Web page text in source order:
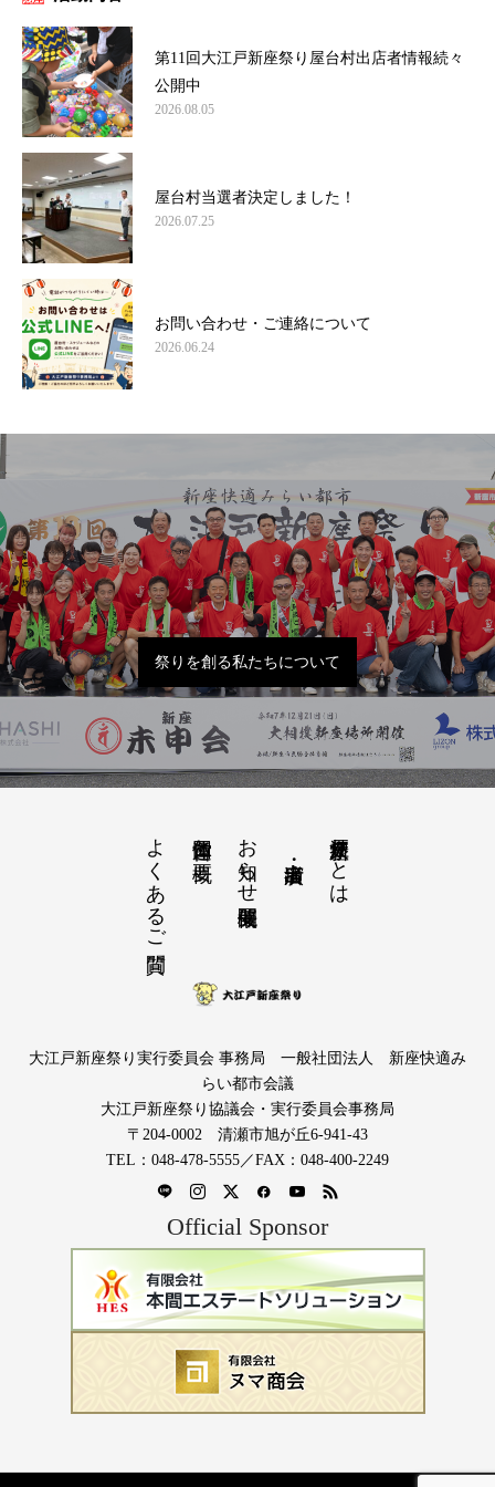
第11回大江戸新座祭り屋台村出店者情報続々
公開中
2026.08.05
屋台村当選者決定しました！
2026.07.25
お問い合わせ・ご連絡について
2026.06.24
祭りを創る私たちについて
大江戸新座祭りとは
お知らせ開催概要
運営団体と概要
よくあるご質問
大江戸新座祭り実行委員会 事務局 一般社団法人 新座快適み
らい都市会議
大江戸新座祭り協議会・実行委員会事務局
〒204-0002 清瀬市旭が丘6-941-43
TEL：048-478-5555／FAX：048-400-2249
Official Sponsor